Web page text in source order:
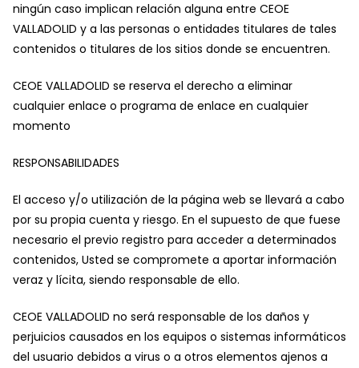
ningún caso implican relación alguna entre CEOE
VALLADOLID y a las personas o entidades titulares de tales
contenidos o titulares de los sitios donde se encuentren.
CEOE VALLADOLID se reserva el derecho a eliminar
cualquier enlace o programa de enlace en cualquier
momento
RESPONSABILIDADES
El acceso y/o utilización de la página web se llevará a cabo
por su propia cuenta y riesgo. En el supuesto de que fuese
necesario el previo registro para acceder a determinados
contenidos, Usted se compromete a aportar información
veraz y lícita, siendo responsable de ello.
CEOE VALLADOLID no será responsable de los daños y
perjuicios causados en los equipos o sistemas informáticos
del usuario debidos a virus o a otros elementos ajenos a